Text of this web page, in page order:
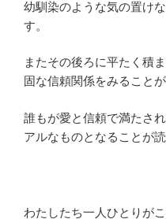
幼馴染のような気の置け
す。
またその後ろに平たく積
固な信頼関係をみることが
誰もが愛と信頼で満たさ
アルなものとなることが読
わたしたち一人ひとりが